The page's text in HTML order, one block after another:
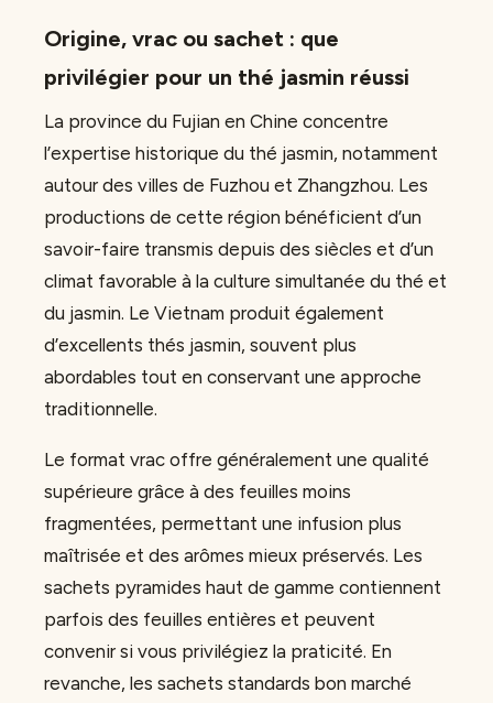
Origine, vrac ou sachet : que
privilégier pour un thé jasmin réussi
La province du Fujian en Chine concentre
l’expertise historique du thé jasmin, notamment
autour des villes de Fuzhou et Zhangzhou. Les
productions de cette région bénéficient d’un
savoir-faire transmis depuis des siècles et d’un
climat favorable à la culture simultanée du thé et
du jasmin. Le Vietnam produit également
d’excellents thés jasmin, souvent plus
abordables tout en conservant une approche
traditionnelle.
Le format vrac offre généralement une qualité
supérieure grâce à des feuilles moins
fragmentées, permettant une infusion plus
maîtrisée et des arômes mieux préservés. Les
sachets pyramides haut de gamme contiennent
parfois des feuilles entières et peuvent
convenir si vous privilégiez la praticité. En
revanche, les sachets standards bon marché